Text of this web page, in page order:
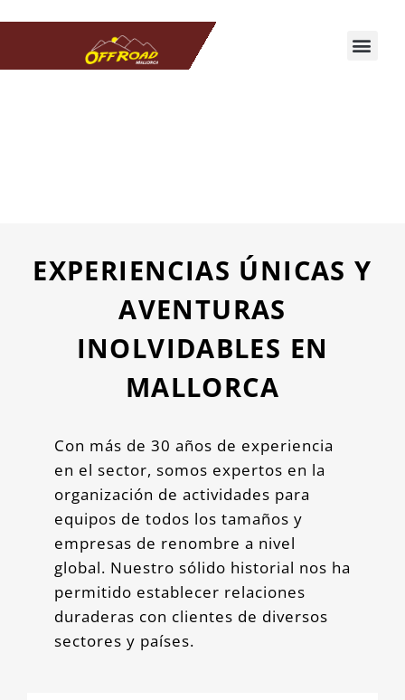
EXPERIENCIAS ÚNICAS Y
AVENTURAS
INOLVIDABLES EN
MALLORCA
Con más de 30 años de experiencia
en el sector, somos expertos en la
organización de actividades para
equipos de todos los tamaños y
empresas de renombre a nivel
global. Nuestro sólido historial nos ha
permitido establecer relaciones
duraderas con clientes de diversos
sectores y países.